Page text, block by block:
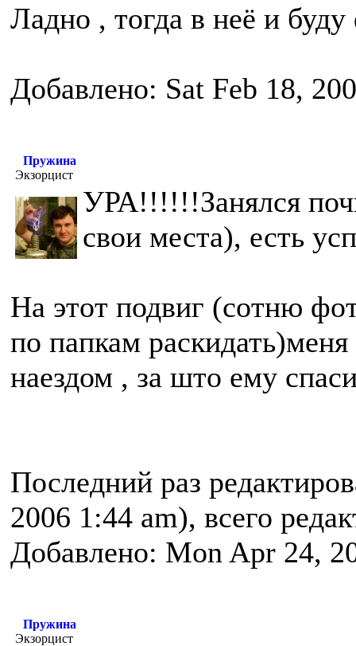
Ладно , тогда в неё и
Добавлено: Sat Feb 18,
Пружина
Экзорцист
УРА!!!!!!Занялся
свои места), есть
На этот подвиг (сотню
по папкам
наездом , за што ему
Последний раз
2006 1:44 am), всего
Добавлено: Mon Apr 24,
Пружина
Экзорцист